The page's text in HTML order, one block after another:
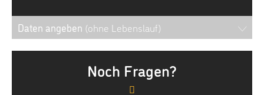
Daten angeben (ohne Lebenslauf)
Noch Fragen?